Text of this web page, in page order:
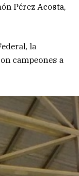
Pérez Acosta,
la
campeones a